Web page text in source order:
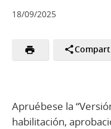
18/09/2025
Apruébese la
habilitación,